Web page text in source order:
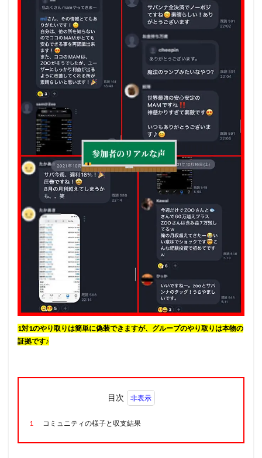
1対1のやり取りは簡単に偽装できますが、グループのやり取りは本物の
証拠です♪
目次
1 コミュニティの様子と収支結果